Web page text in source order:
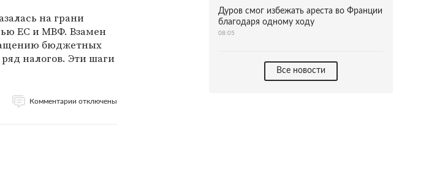
на грани
ЕС и МВФ. Взамен
бюджетных
налогов. Эти шаги
Комментарии отключены
Дуров смог избежать ареста во Франции
благодаря одному ходу
08:05
Все новости